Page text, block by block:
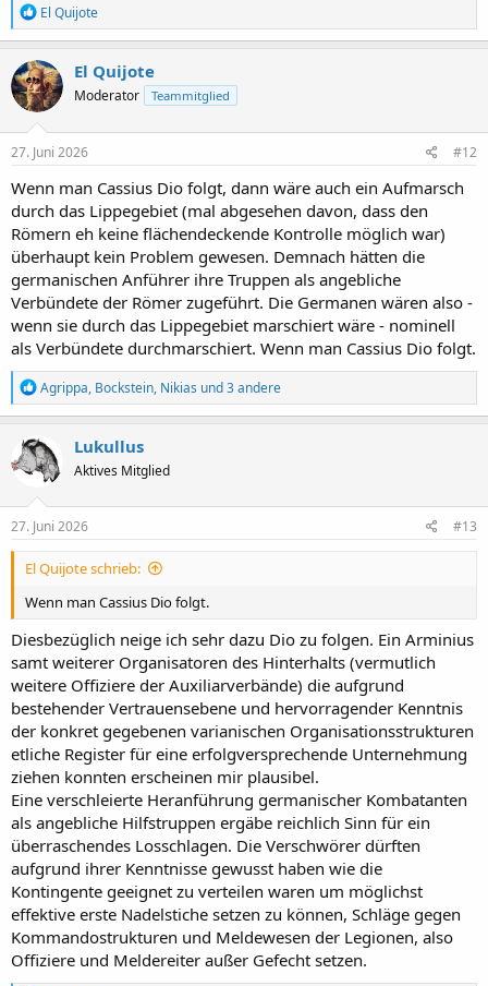
R
e
a
k
t
i
o
n
e
:
El Quijote
El Quijote
Moderator Teammitglied
27. Juni 2026 #12
Wenn man Cassius Dio folgt, dann wäre auch ein Aufmarsch
durch das Lippegebiet (mal abgesehen davon, dass den
Römern eh keine flächendeckende Kontrolle möglich war)
überhaupt kein Problem gewesen. Demnach hätten die
germanischen Anführer ihre Truppen als angebliche
Verbündete der Römer zugeführt. Die Germanen wären also -
wenn sie durch das Lippegebiet marschiert wäre - nominell
als Verbündete durchmarschiert. Wenn man Cassius Dio folgt.
R
e
a
k
t
i
n
e
:
Agrippa, Bockstein, Nikias und 3 andere
Lukullus
Aktives Mitglied
27. Juni 2026 #13
El Quijote schrieb:
Wenn man Cassius Dio folgt.
Diesbezüglich neige ich sehr dazu Dio zu folgen. Ein Arminius
samt weiterer Organisatoren des Hinterhalts (vermutlich
weitere Offiziere der Auxiliarverbände) die aufgrund
bestehender Vertrauensebene und hervorragender Kenntnis
der konkret gegebenen varianischen Organisationsstrukturen
etliche Register für eine erfolgversprechende Unternehmung
ziehen konnten erscheinen mir plausibel.
Eine verschleierte Heranführung germanischer Kombatanten
als angebliche Hilfstruppen ergäbe reichlich Sinn für ein
überraschendes Losschlagen. Die Verschwörer dürften
aufgrund ihrer Kenntnisse gewusst haben wie die
Kontingente geeignet zu verteilen waren um möglichst
effektive erste Nadelstiche setzen zu können, Schläge gegen
Kommandostrukturen und Meldewesen der Legionen, also
Offiziere und Meldereiter außer Gefecht setzen.